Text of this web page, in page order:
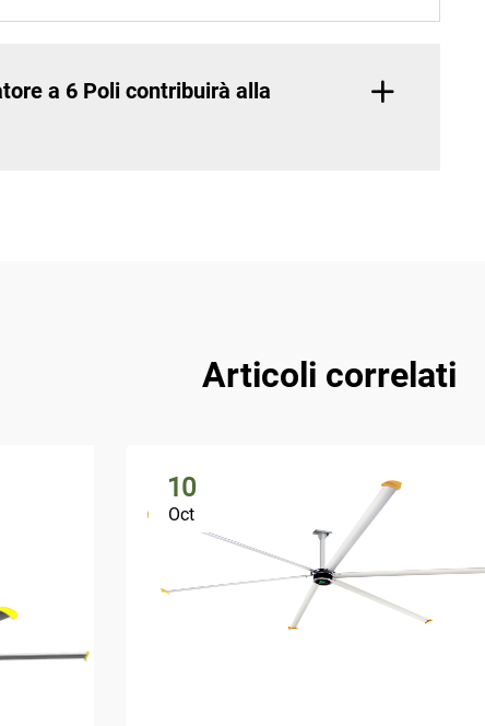
a 6 Poli contribuirà alla
Articoli correlati
10
Oct